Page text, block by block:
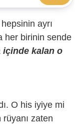
ayrı
her birinin sende
içinde kalan o
O his iyiye mi
zaten